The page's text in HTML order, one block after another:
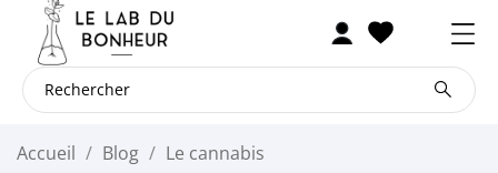
Accueil Blog Le cannabis